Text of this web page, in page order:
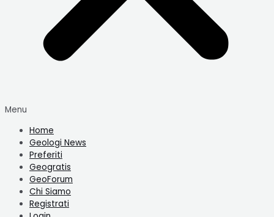
Menu
Home
Geologi News
Preferiti
Geogratis
GeoForum
Chi Siamo
Registrati